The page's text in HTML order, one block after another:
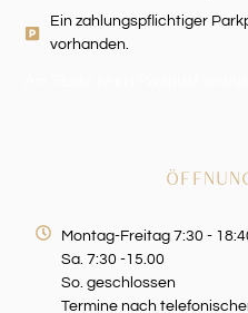
Ein zahlungspflichtiger
vorhanden.
Montag-Freitag 7:30 -
Sa. 7:30 -15.00
So. geschlossen
Termine nach